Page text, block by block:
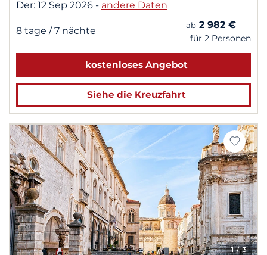
Der: 12 Sep 2026 - andere Daten
8 tage / 7 nächte | ab 2 982 €
für 2 Personen
kostenloses Angebot
Siehe die Kreuzfahrt
1/ 3